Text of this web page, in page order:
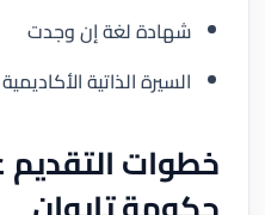
شهادة لغة إن وجدت
السيرة الذاتية الأكاديمية
خطوات